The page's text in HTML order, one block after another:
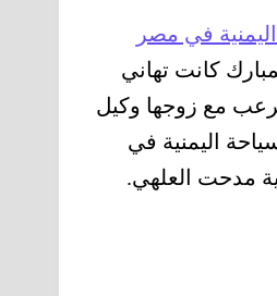
اليمنية في مصر
كانت تهاني
مع زوجها وكيل
اليمنية في
مدحت العلهي.